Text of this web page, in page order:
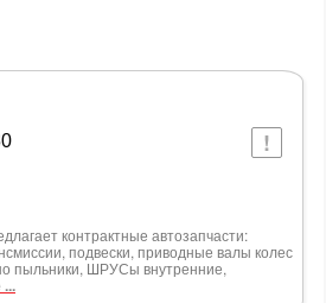
контрактные автозапчасти:
подвески, приводные валы колес
пыльники, ШРУСы внутренние,